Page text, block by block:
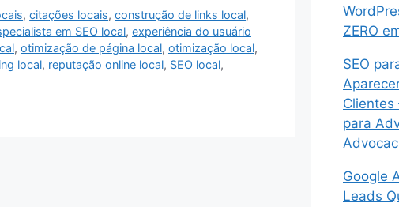
,citações locais,construção de links local,
em SEO local, experiência do usuário
, otimização de página local, otimização local,
local, reputação online local, SEO local,
ZERO
SEO
Clientes
para
Google
Leads